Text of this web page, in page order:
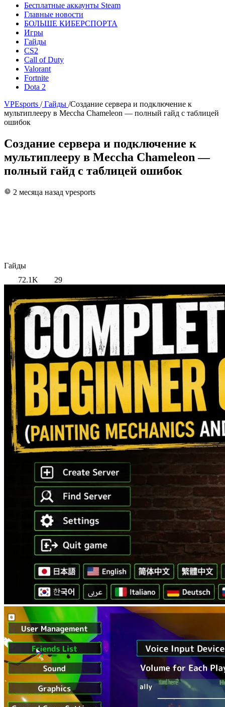
Бесплатные аккаунты Steam
Главные новости
БОЛЬШЕ КИБЕРСПОРТА
Игры
Гайды
CS2
Call of Duty
Valorant
Fortnite
Dota 2
VPEsports / Гайды /Создание сервера и подключение к
мультиплееру в Meccha Chameleon — полный гайд с таблицей
ошибок
Создание сервера и подключение к
мультиплееру в Meccha Chameleon —
полный гайд с таблицей ошибок
2 месяца назад vpesports
Гайды
72.1K
29